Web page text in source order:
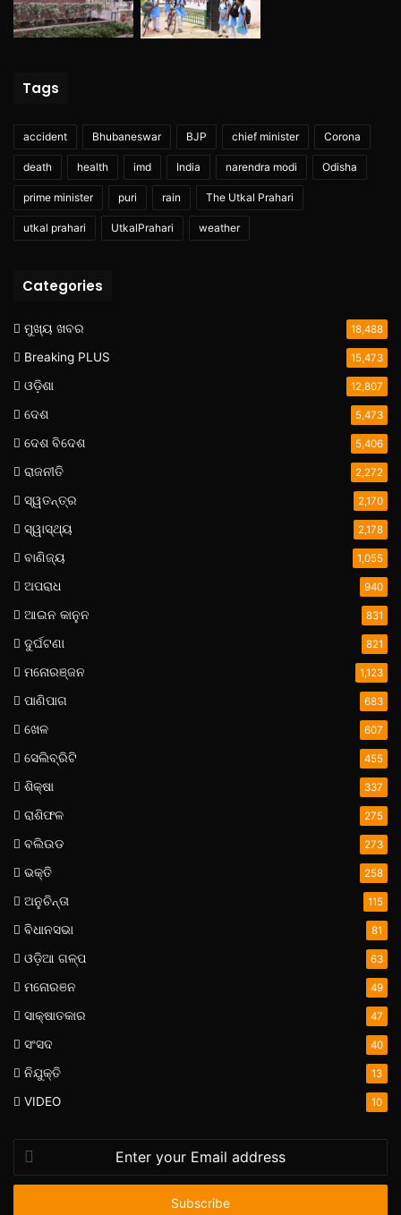
Tags
accident Bhubaneswar BJP chief minister Corona
death health imd India narendra modi Odisha
prime minister puri rain The Utkal Prahari
utkal prahari UtkalPrahari weather
Categories
ମୁଖ୍ୟ ଖବର 18,488
Breaking PLUS 15,473
ଓଡ଼ିଶା 12,807
ଦେଶ 5,473
ଦେଶ ବିଦେଶ 5,406
ରାଜନୀତି 2,272
ସ୍ୱତନ୍ତ୍ର 2,170
ସ୍ୱାସ୍ଥ୍ୟ 2,178
ବାଣିଜ୍ୟ 1,055
ଅପରାଧ 940
ଆଇନ କାନୁନ 831
ଦୁର୍ଘଟଣା 821
ମନୋରଞ୍ଜନ 1,123
ପାଣିପାଗ 683
ଖେଳ 607
ସେଲିବ୍ରିଟି 455
ଶିକ୍ଷା 337
ରାଶିଫଳ 275
ବଲିଉଡ 273
ଭକ୍ତି 258
ଅନୁଚିନ୍ତା 115
ବିଧାନସଭା 81
ଓଡ଼ିଆ ଗଳ୍ପ 63
ମନୋରଞନ 49
ସାକ୍ଷାତକାର 47
ସଂସଦ 40
ନିଯୁକ୍ତି 13
VIDEO 10
your
Email